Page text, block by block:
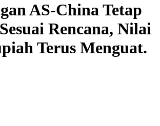
AS-China Tetap
Rencana, Nilai
Terus Menguat.